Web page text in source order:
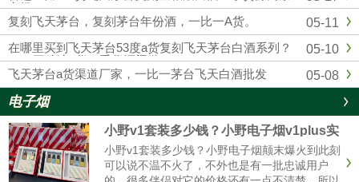
市场
05-11
复刻飞天茅台，复刻茅台年份酒，一比一A货。
05-10
在哪里买到飞天茅台53度a货复刻飞天茅台白酒系列？
1：1五粮液a货一手货源渠道
05-08
飞天茅台a货渠道厂家，一比一茅台飞天白酒批发
电子烟
小野v1套装多少钱？小野电子烟v1plus实
体店售价
小野v1套装多少钱？小野电子烟颠末爆火到此刻
可以说不温不火了，不外也是有一批忠诚用户